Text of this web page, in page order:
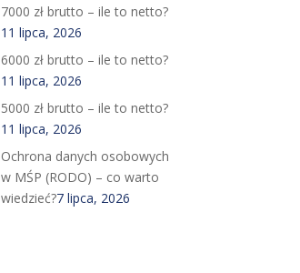
7000 zł brutto – ile to netto?
11 lipca, 2026
6000 zł brutto – ile to netto?
11 lipca, 2026
5000 zł brutto – ile to netto?
11 lipca, 2026
Ochrona danych osobowych
w MŚP (RODO) – co warto
wiedzieć?7 lipca, 2026